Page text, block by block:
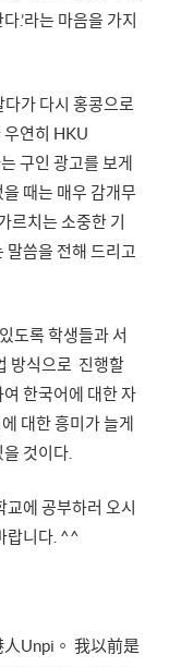
.’라는 마음을 가지
가 다시 홍콩으로
우연히 HKU
구인 광고를 보게
때는 매우 감개무
르치는 소중한 기
말씀을 전해 드리고
도록 학생들과 서
방식으로 진행할
한국어에 대한 자
대한 흥미가 늘게
것이다.
에 공부하러 오시
랍니다. ^^
Unpi。 我以前是